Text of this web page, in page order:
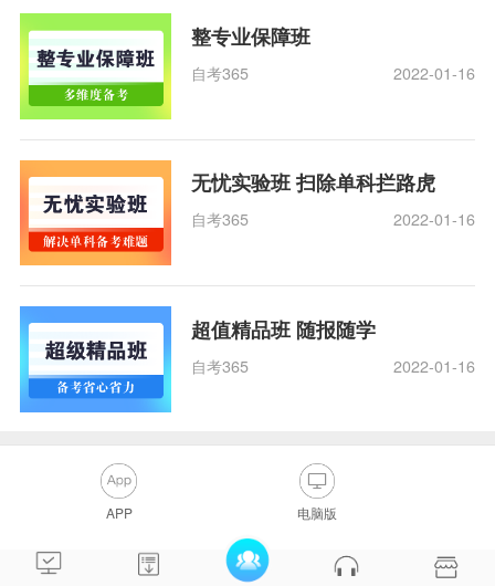
整专业保障班
自考365 2022-01-16
无忧实验班 扫除单科拦路虎
自考365 2022-01-16
超值精品班 随报随学
自考365 2022-01-16
APP 电脑版